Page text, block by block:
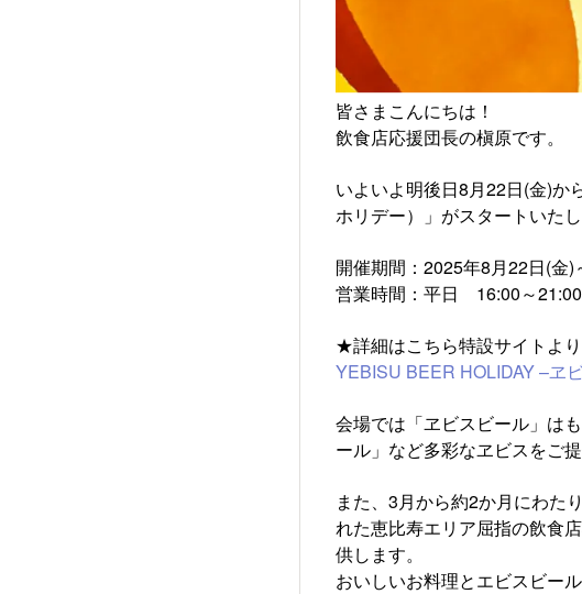
皆さまこんにちは！
飲食店応援団長の槇原です。
いよいよ明後日8月22日(金)か
ホリデー）」がスタートいたし
開催期間：2025年8月22日(金)
営業時間：平日 16:00～
★詳細はこちら特設サイトよ
YEBISU BEER HOLIDAY –ヱ
会場では「ヱビスビール」は
ール」など多彩なヱビスをご提
また、3月から約2か月にわた
れた恵比寿エリア屈指の飲食
供します。
おいしいお料理とエビスビー